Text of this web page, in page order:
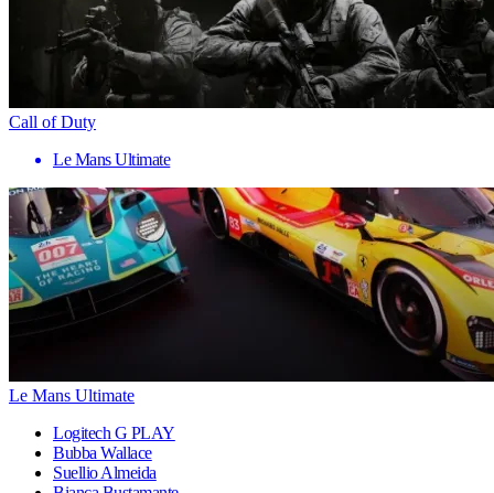
Call of Duty
Le Mans Ultimate
Le Mans Ultimate
Logitech G PLAY
Bubba Wallace
Suellio Almeida